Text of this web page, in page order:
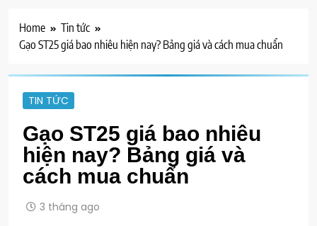
Home
Tin tức
Gạo ST25 giá bao nhiêu hiện nay? Bảng giá và cách mua chuẩn
TIN TỨC
Gạo ST25 giá bao nhiêu
hiện nay? Bảng giá và
cách mua chuẩn
3 tháng ago